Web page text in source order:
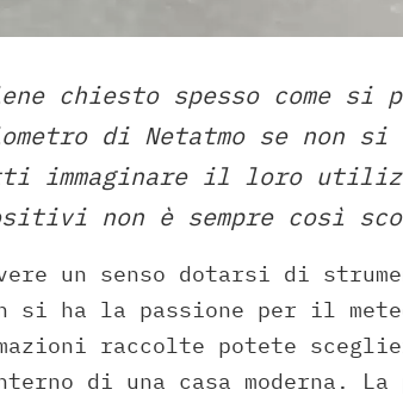
chiesto spesso come si
di Netatmo se non
immaginare il loro
non è sempre così
un senso dotarsi di
si ha la passione per il
raccolte potete
di una casa moderna.